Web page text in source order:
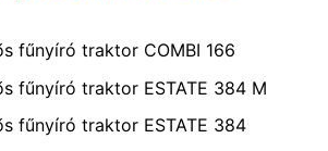
fűnyíró traktor COMBI 166
fűnyíró traktor ESTATE 384 M
fűnyíró traktor ESTATE 384